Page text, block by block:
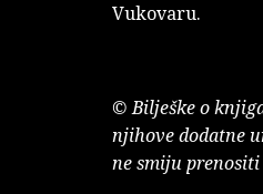
Vukovaru.
© Bilješke o
njihove dodatne
ne smiju